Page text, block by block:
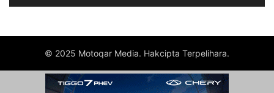
© 2025 Motoqar Media. Hakcipta Terpelihara.